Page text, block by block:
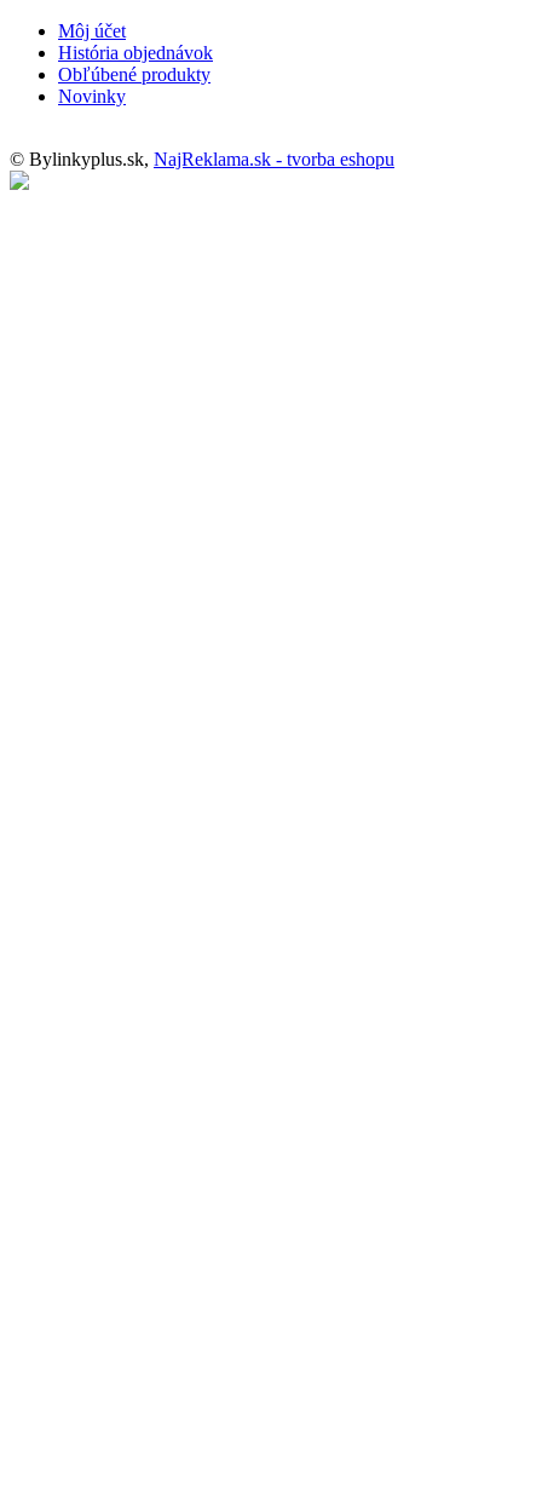
Môj účet
História objednávok
Obľúbené produkty
Novinky
© Bylinkyplus.sk, NajReklama.sk - tvorba eshopu